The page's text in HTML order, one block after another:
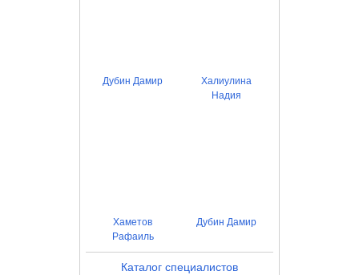
Дубин Дамир
Халиулина
Надия
Хаметов
Рафаиль
Дубин Дамир
Каталог специалистов